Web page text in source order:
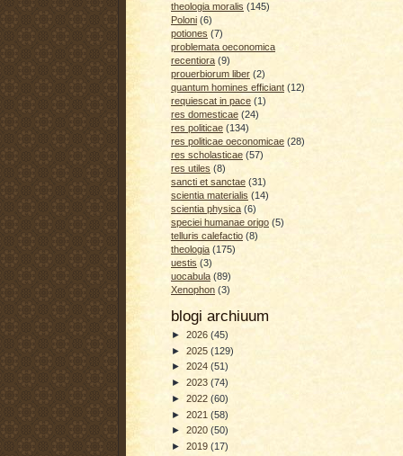
theologia moralis (145)
Poloni (6)
potiones (7)
problemata oeconomica
recentiora (9)
prouerbiorum liber (2)
quantum homines efficiant (12)
requiescat in pace (1)
res domesticae (24)
res politicae (134)
res politicae oeconomicae (28)
res scholasticae (57)
res utiles (8)
sancti et sanctae (31)
scientia materialis (14)
scientia physica (6)
speciei humanae origo (5)
telluris calefactio (8)
theologia (175)
uestis (3)
uocabula (89)
Xenophon (3)
blogi archiuum
► 2026 (45)
► 2025 (129)
► 2024 (51)
► 2023 (74)
► 2022 (60)
► 2021 (58)
► 2020 (50)
► 2019 (17)